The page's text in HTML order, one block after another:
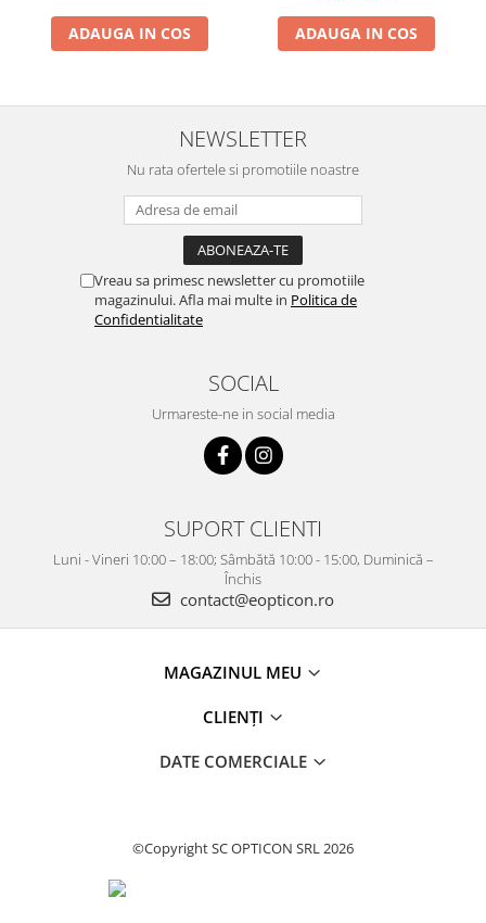
ADAUGA IN COS ADAUGA IN COS
NEWSLETTER
Nu rata ofertele si promotiile noastre
Vreau sa primesc newsletter cu promotiile
magazinului. Afla mai multe in Politica de
Confidentialitate
SOCIAL
Urmareste-ne in social media
SUPORT CLIENTI
Luni - Vineri 10:00 – 18:00; Sâmbătă 10:00 - 15:00, Duminică –
Închis
contact@eopticon.ro
MAGAZINUL MEU
CLIENȚI
DATE COMERCIALE
©Copyright SC OPTICON SRL 2026